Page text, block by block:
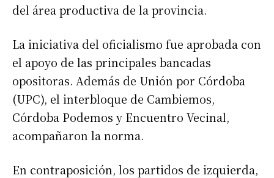
del área productiva de la provincia.
La iniciativa del oficialismo fue aprobada con
el apoyo de las principales bancadas
opositoras. Además de Unión por Córdoba
(UPC), el interbloque de Cambiemos,
Córdoba Podemos y Encuentro Vecinal,
acompañaron la norma.
En contraposición, los partidos de izquierda,